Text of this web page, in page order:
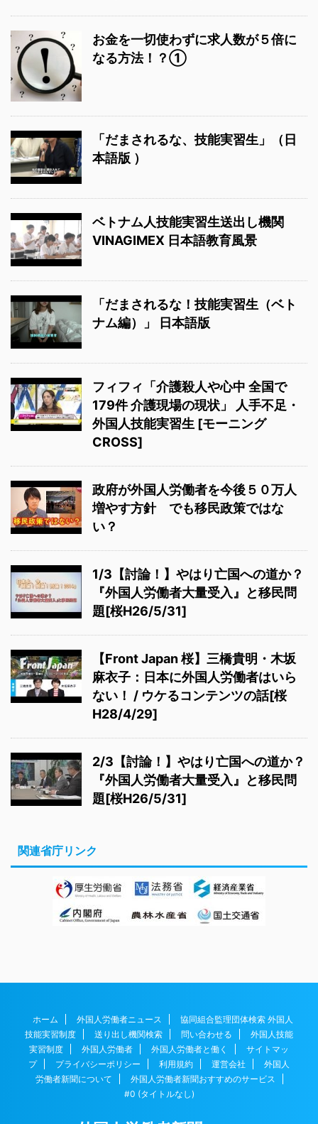
お金を一切使わずに求人数が５倍に
なる方法！？①
「だまされるな、技能実習生」（日
本語版 ）
ベトナム人技能実習生送出し機関
VINAGIMEX 日本語教育風景
「だまされるな！技能実習生（ベト
ナム編）」 日本語版
フィフィ「介護殺人や心中 全国で
179件 介護現場の現状」 人手不足・
外国人技能実習生 [モーニング
CROSS]
政府が外国人労働者を今後５０万人
増やす方針 でも移民政策ではな
い？
1/3【討論！】やはり亡国への道か？
『外国人労働者大量受入』と移民問
題[桜H26/5/31]
【Front Japan 桜】三橋貴明・木坂
麻衣子：日本に外国人労働者はいら
ない！ / ウケるコンテンツの話[桜
H28/4/29]
2/3【討論！】やはり亡国への道か？
『外国人労働者大量受入』と移民問
題[桜H26/5/31]
関連省庁リンク
ホーム 外国人労働者ニュース
協同組合監理団体検索 外国人
技能実習制度
送り出し機関検索 問い合わせる
外国人技能
実習制度
外国人労働者 外国人労働者と働く
サイトマッ
プ
プライバシーポリシー 利用規約 運営会社
外国人
労働者新聞について
外国人労働者新聞おすすめのサービス
#0 (タイトルなし)